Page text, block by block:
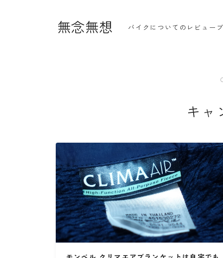
無念無想 バイクについてのレビュー
・人気記事ランキング
・杉浦かおるのバイク遍歴
・バイクアイテムレビュー
キャ